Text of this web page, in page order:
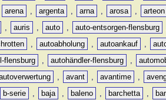
arena , argenta , arna , arosa , arteon
, auris , auto , auto-entsorgen-flensburg
, autoabholung , autoankauf ,
flensburg , autohändler-flensburg ,
, avant , avantime ,
b-serie , baja , baleno , barchetta ,